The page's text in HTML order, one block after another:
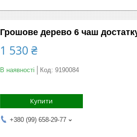
Грошове дерево 6 чаш
1 530 ₴
В наявності Код: 9190084
Купити
+380 (99) 658-29-77